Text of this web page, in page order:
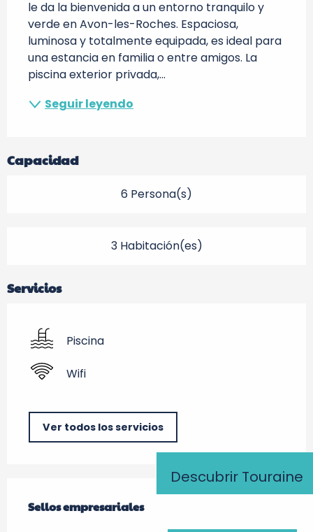
Descubrir Touraine
le da la bienvenida a un entorno tranquilo y
verde en Avon-les-Roches. Espaciosa,
luminosa y totalmente equipada, es ideal para
una estancia en familia o entre amigos. La
piscina exterior privada,...
Seguir leyendo
Capacidad
6 Persona(s)
3 Habitación(es)
Servicios
Piscina
Wifi
Ver todos los servicios
Sellos empresariales
Sellos empresariales